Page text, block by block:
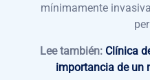
mínimamente
Lee también: Clínica
importancia de un